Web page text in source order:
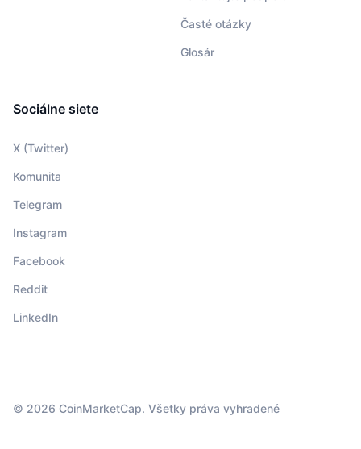
Časté otázky
Glosár
Sociálne siete
X (Twitter)
Komunita
Telegram
Instagram
Facebook
Reddit
LinkedIn
© 2026 CoinMarketCap. Všetky práva vyhradené